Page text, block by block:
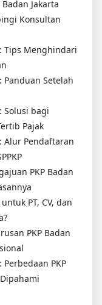
Jakarta
Konsultan
Tips Menghindari
Panduan Setelah
Solusi bagi
Pajak
Alur Pendaftaran
PKP Badan
PT, CV, dan
PKP Badan
Perbedaan PKP